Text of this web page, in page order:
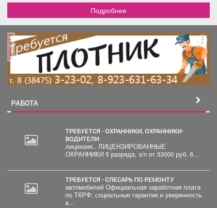
Подробнее
реклама
РАБОТА
ТРЕБУЕТСЯ - ОХРАННИКИ, ОХРАННИКИ-
ВОДИТЕЛИ
лицензия.. ЛИЦЕНЗИРОВАННЫЕ
ОХРАННИКИ 5 разряда, з/п от 33000 руб. 6...
ТРЕБУЕТСЯ - СЛЕСАРЬ ПО РЕМОНТУ
автомобилей Официальная заработная плата
по ТКРФ; социальные гарантии и уверенность
в...